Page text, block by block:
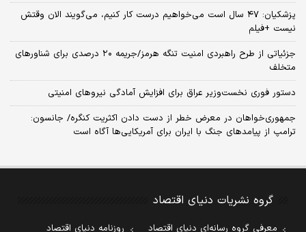
پزشکیان: ۴۷ سال است می‌خواهیم درست کار کنیم، می‌گویند الان وقتش
نیست +فیلم
جزئیاتی از طرح راهبردی امنیت تنگه هرمز/جریمه ۲۰ درصدی برای شناورهای
متخلف
دستور فوری نخست‌وزیر عراق برای افزایش آمادگی نیروهای امنیتی
جمهوری‌خواهان در معرض خطر از دست دادن اکثریت کنگره/ جانسون:
ترامپ از پیامدهای جنگ با ایران برای آمریکایی‌ها آگاه است
گروه نشریات دنیای اقتصاد
معرفی گروه رسانه‌ای دنیای اقتصاد
روزنامه دنیای اقتصاد